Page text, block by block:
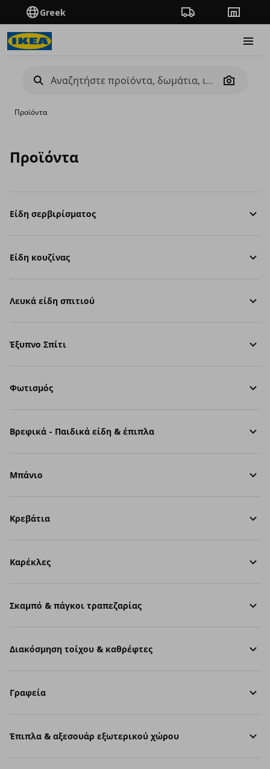
Greek Πορεία παραγγελίας
Camera
Προϊόντα
Προϊόντα
Είδη σερβιρίσματος
Είδη κουζίνας
Λευκά είδη σπιτιού
Έξυπνο Σπίτι
Φωτισμός
Βρεφικά - Παιδικά είδη & έπιπλα
Μπάνιο
Κρεβάτια
Καρέκλες
Σκαμπό & πάγκοι τραπεζαρίας
Διακόσμηση τοίχου & καθρέφτες
Γραφεία
Έπιπλα & αξεσουάρ εξωτερικού χώρου